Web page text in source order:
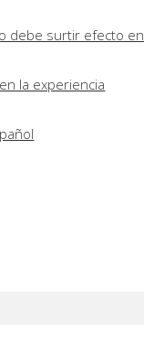
debe surtir efecto en
la experiencia